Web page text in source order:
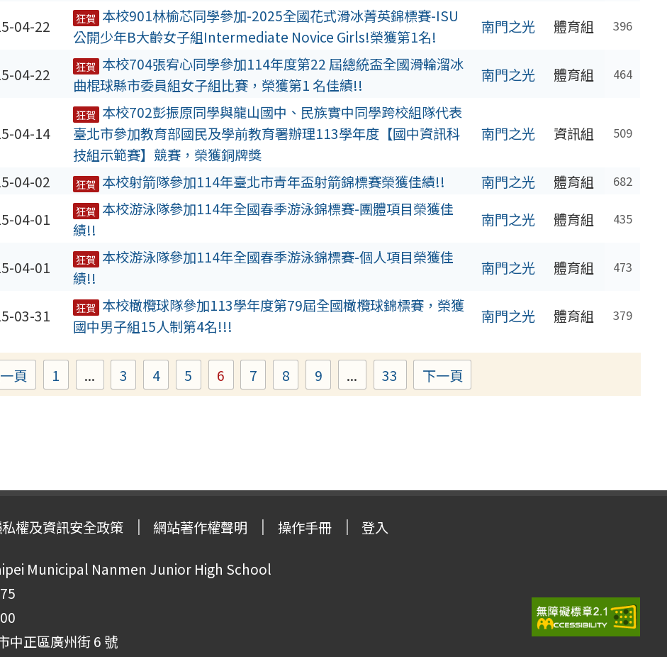
04-22 狂賀 本校901林榆芯同學參加-2025全國花式滑冰菁英錦標賽-ISU
公開少年B大齡女子組Intermediate Novice Girls!榮獲第1名!
南門之光 體育組 396
04-22 狂賀 本校704張宥心同學參加114年度第22 屆總統盃全國滑輪溜冰
曲棍球縣市委員組女子組比賽，榮獲第1 名佳績!!
南門之光 體育組 464
04-14
狂賀 本校702彭振原同學與龍山國中、民族實中同學跨校組隊代表
臺北市參加教育部國民及學前教育署辦理113學年度【國中資訊科
技組示範賽】競賽，榮獲銅牌獎
南門之光 資訊組 509
04-02 狂賀 本校射箭隊參加114年臺北市青年盃射箭錦標賽榮獲佳績!! 南門之光 體育組 682
04-01 狂賀 本校游泳隊參加114年全國春季游泳錦標賽-團體項目榮獲佳
績!!
南門之光 體育組 435
04-01 狂賀 本校游泳隊參加114年全國春季游泳錦標賽-個人項目榮獲佳
績!!
南門之光 體育組 473
03-31 狂賀 本校橄欖球隊參加113學年度第79屆全國橄欖球錦標賽，榮獲
國中男子組15人制第4名!!!
南門之光 體育組 379
頁 Page
1 ... Page
3 Page
4 Page
5 Page
6 Page
7 Page
8 Page
9 ... Page
33 下一頁
權及資訊安全政策 網站著作權聲明 操作手冊 登入
Municipal Nanmen Junior High School
中正區廣州街 6 號